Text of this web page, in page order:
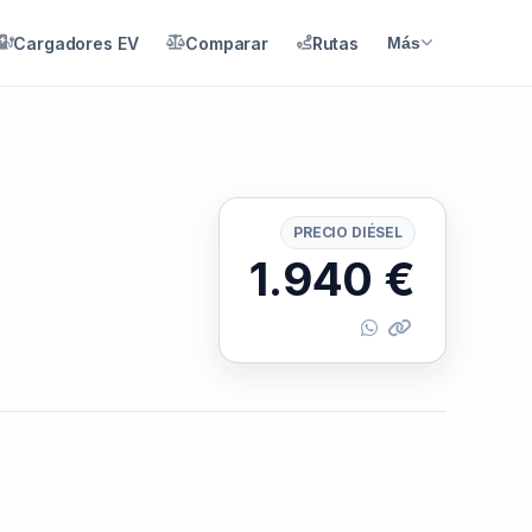
Cargadores EV Comparar Rutas Más
PRECIO DIÉSEL
1.940 €